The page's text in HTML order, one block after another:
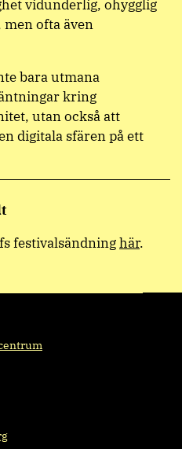
vidunderlig, ohygglig
ofta även
bara utmana
kring
utan också att
digitala sfären på ett
festivalsändninghär.